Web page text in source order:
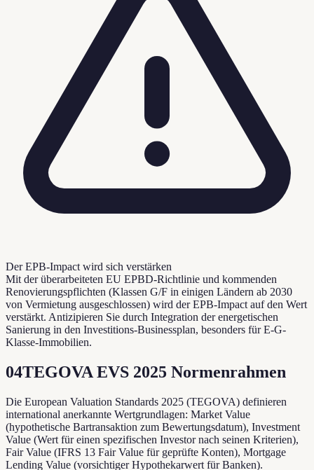
Der EPB-Impact wird sich verstärken
Mit der überarbeiteten EU EPBD-Richtlinie und kommenden
Renovierungspflichten (Klassen G/F in einigen Ländern ab 2030
von Vermietung ausgeschlossen) wird der EPB-Impact auf den Wert
verstärkt. Antizipieren Sie durch Integration der energetischen
Sanierung in den Investitions-Businessplan, besonders für E-G-
Klasse-Immobilien.
04TEGOVA EVS 2025 Normenrahmen
Die European Valuation Standards 2025 (TEGOVA) definieren
international anerkannte Wertgrundlagen: Market Value
(hypothetische Bartransaktion zum Bewertungsdatum), Investment
Value (Wert für einen spezifischen Investor nach seinen Kriterien),
Fair Value (IFRS 13 Fair Value für geprüfte Konten), Mortgage
Lending Value (vorsichtiger Hypothekarwert für Banken).